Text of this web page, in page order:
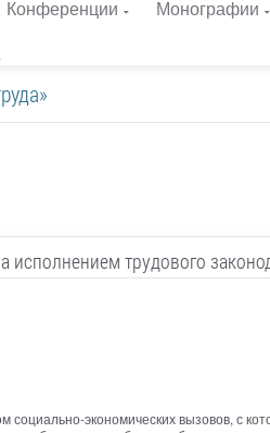
Конференции Монографии
исполнением трудового
социально-экономических вызовов, с